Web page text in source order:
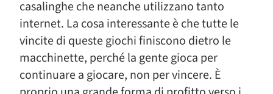
casalinghe che neanche utilizzano tanto
internet. La cosa interessante è che tutte le
vincite di queste giochi finiscono dietro le
macchinette, perché la gente gioca per
continuare a giocare, non per vincere. È